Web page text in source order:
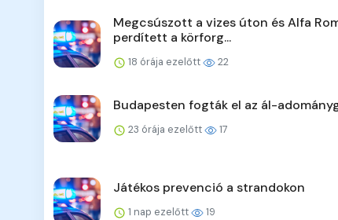
Megcsúszott a vizes úton és Alfa
perdített a körforg...
18 órája ezelőtt 22
Budapesten fogták el az ál-
23 órája ezelőtt 17
Játékos prevenció a strandokon
1 nap ezelőtt 19